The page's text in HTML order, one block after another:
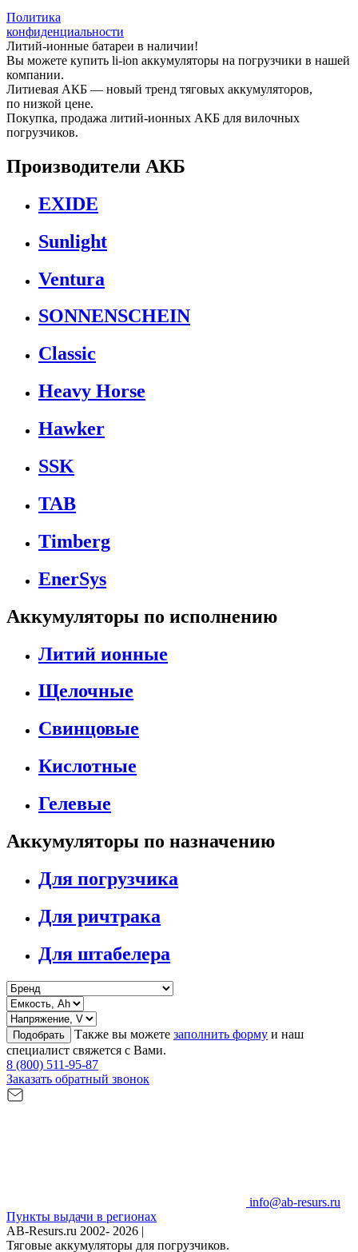
Политика
конфиденциальности
Литий-ионные батареи в наличии!
Вы можете купить li-ion аккумуляторы на погрузчики в нашей
компании.
Литиевая АКБ — новый тренд тяговых аккумуляторов,
по низкой цене.
Покупка, продажа литий-ионных АКБ для вилочных
погрузчиков.
Производители АКБ
EXIDE
Sunlight
Ventura
SONNENSCHEIN
Classic
Heavy Horse
Hawker
SSK
TAB
Timberg
EnerSys
Аккумуляторы по исполнению
Литий ионные
Щелочные
Свинцовые
Кислотные
Гелевые
Аккумуляторы по назначению
Для погрузчика
Для ричтрака
Для штабелера
Подобрать Также вы можете заполнить форму и наш
специалист свяжется с Вами.
8 (800) 511-95-87
Заказать обратный звонок
info@ab-resurs.ru
Пункты выдачи в регионах
AB-Resurs.ru 2002- 2026 |
Тяговые аккумуляторы для погрузчиков.